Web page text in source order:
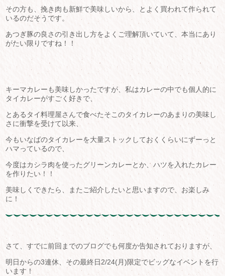
その方も、挽き肉も新鮮で美味しいから、とよく買われて作られて
いるのだそうです。
あつぎ豚の良さの引き出し方をよくご理解頂いていて、本当にあり
がたい限りですね！！
キーマカレーも美味しかったですが、私はカレーの中でも個人的に
タイカレーがすごく好きで、
とあるタイ料理屋さんで食べたそこのタイカレーのあまりの美味し
さに衝撃を受けて以来、
今もいなばのタイカレーを大量ストックしておくくらいにずーっと
ハマっているので、
今度はカシラ肉を使ったグリーンカレーとか、ハツを入れたカレー
を作りたい！！
美味しくできたら、またご紹介したいと思いますので、お楽しみ
に！
さて、すでに前回までのブログでも何度か告知されておりますが、
明日からの3連休、その最終日2/24(月)限定でビッグなイベントを行
います！